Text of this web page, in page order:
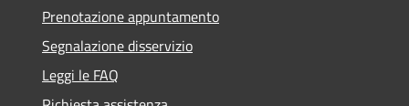
Prenotazione appuntamento
Segnalazione disservizio
Leggi le FAQ